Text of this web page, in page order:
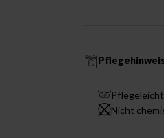
Pflegeleicht
Nicht